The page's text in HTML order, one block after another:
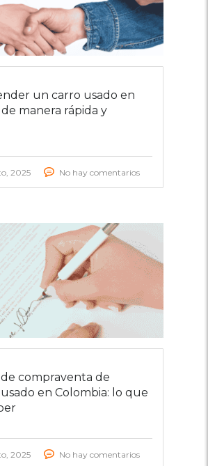
un carro usado en
manera rápida y
2025 No hay comentarios
compraventa de
en Colombia: lo que
2025 No hay comentarios